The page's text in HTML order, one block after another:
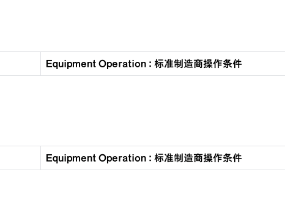
Equipment Operation : 标准制造商操作条件
Equipment Operation : 标准制造商操作条件